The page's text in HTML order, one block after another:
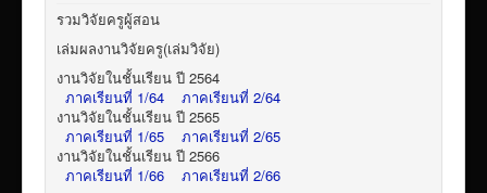
รวมวิจัยครูผู้สอน
เล่มผลงานวิจัยครู(เล่มวิจัย)
งานวิจัยในชั้นเรียน ปี 2564
ภาคเรียนที่ 1/64
ภาคเรียนที่ 2/64
งานวิจัยในชั้นเรียน ปี 2565
ภาคเรียนที่ 1/65
ภาคเรียนที่ 2/65
งานวิจัยในชั้นเรียน ปี 2566
ภาคเรียนที่ 1/66
ภาคเรียนที่ 2/66